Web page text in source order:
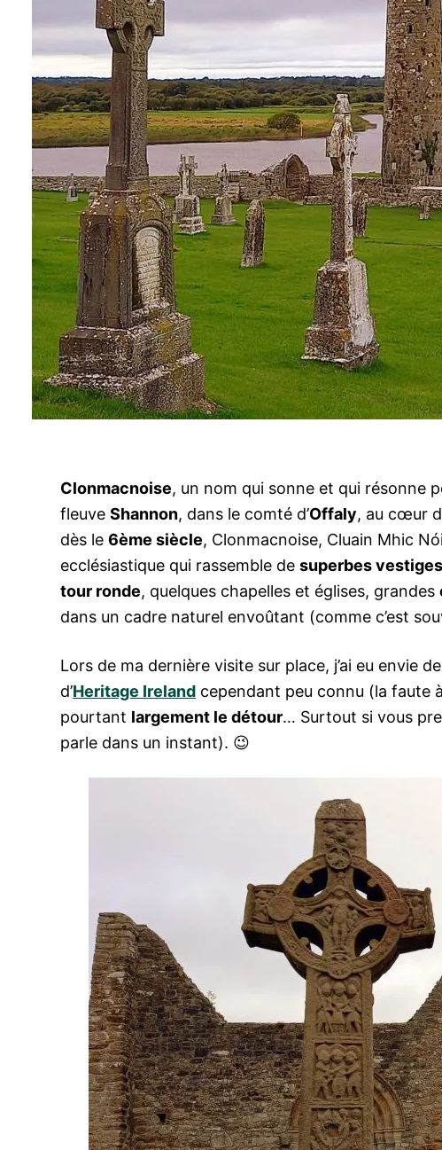
Clonmacnoise, un nom qui sonne et qui résonne
fleuve Shannon, dans le comté d’Offaly, au cœur
dès le 6ème siècle, Clonmacnoise, Cluain Mhic
ecclésiastique qui rassemble de superbes vestiges
tour ronde, quelques chapelles et églises, grandes
dans un cadre naturel envoûtant (comme c’est
Lors de ma dernière visite sur place, j’ai eu envie
d’Heritage Ireland cependant peu connu (la faute
pourtant largement le détour… Surtout si vous
parle dans un instant). 😉